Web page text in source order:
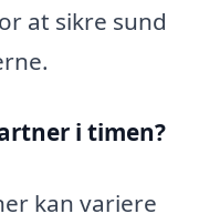
at sikre sund
i timen?
kan variere